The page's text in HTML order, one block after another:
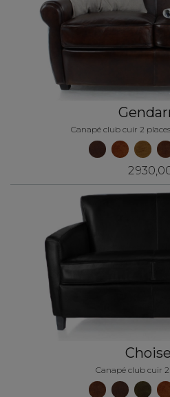
Canapé club cuir 2
2
Canapé club cuir